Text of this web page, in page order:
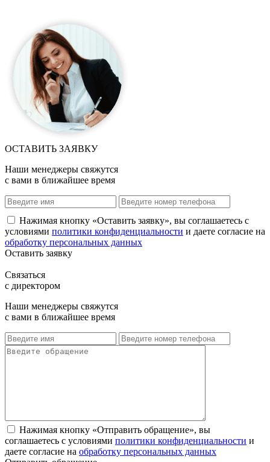
ОСТАВИТЬ ЗАЯВКУ
Наши менеджеры свяжутся
с вами в ближайшее время
Нажимая кнопку «Оставить заявку», вы соглашаетесь с
условиями политики конфиденциальности и даете согласие на
обработку персональных данных
Оставить заявку
Связаться
с директором
Наши менеджеры свяжутся
с вами в ближайшее время
Нажимая кнопку «Отправить обращение», вы
соглашаетесь с условиями политики конфиденциальности и
даете согласие на обработку персональных данных